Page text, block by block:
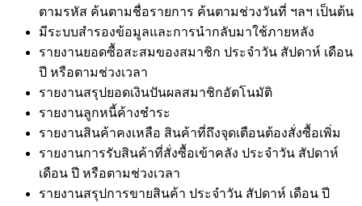
ตามรหัส ค้นตามชื่อรายการ ค้นตามช่วงวันที่ ฯลฯ เป็นต้น
มีระบบสำรองข้อมูลและการนำกลับมาใช้ภายหลัง
รายงานยอดซื้อสะสมของสมาชิก ประจำวัน สัปดาห์ เดือน
ปี หรือตามช่วงเวลา
รายงานสรุปยอดเงินปันผลสมาชิกอัตโนมัติ
รายงานลูกหนี้ค้างชำระ
รายงานสินค้าคงเหลือ สินค้าที่ถึงจุดเตือนต้องสั่งซื้อเพิ่ม
รายงานการรับสินค้าที่สั่งซื้อเข้าคลัง ประจำวัน สัปดาห์
เดือน ปี หรือตามช่วงเวลา
รายงานสรุปการขายสินค้า ประจำวัน สัปดาห์ เดือน ปี